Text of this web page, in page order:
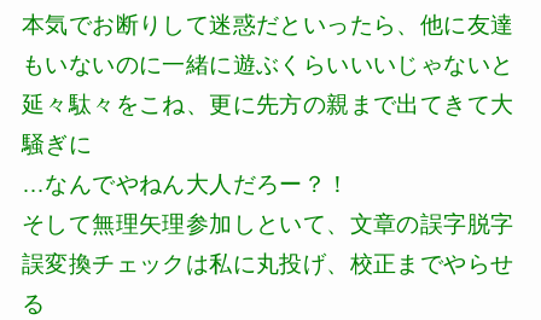
本気でお断りして迷惑だといったら、他に友達
もいないのに一緒に遊ぶくらいいいじゃないと
延々駄々をこね、更に先方の親まで出てきて大
騒ぎに
…なんでやねん大人だろー？！
そして無理矢理参加しといて、文章の誤字脱字
誤変換チェックは私に丸投げ、校正までやらせ
る